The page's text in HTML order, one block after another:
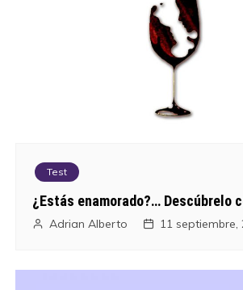
Test
¿Estás enamorado?… Descúbrelo
Adrian Alberto 11 septiembre,